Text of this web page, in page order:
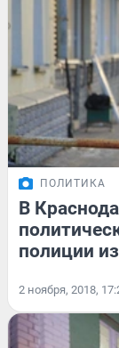
ПОЛИТИКА
В
полиции
2 ноября, 2018,